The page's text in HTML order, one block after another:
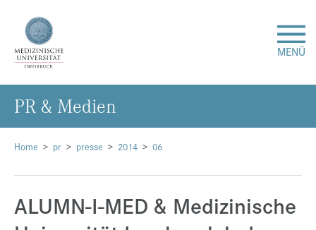
MENÜ
Forschung
Studium & Lehre
Home pr presse 2014 06
ALUMN-I-MED & Medizinische
PR & Me­di­en